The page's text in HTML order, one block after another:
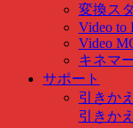
変換ス
Video
Video
キネマ
サポート
引きか
引きか